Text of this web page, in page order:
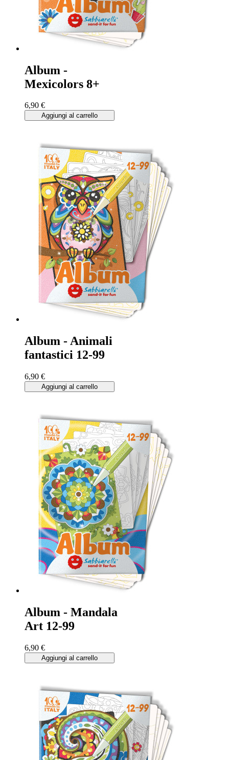
Album -
Mexicolors 8+
6,90 €
Aggiungi al carrello
Album - Animali
fantastici 12-99
6,90 €
Aggiungi al carrello
Album - Mandala
Art 12-99
6,90 €
Aggiungi al carrello